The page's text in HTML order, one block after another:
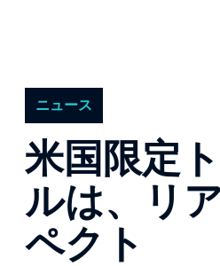
ニュース
米国限定
ルは、リ
ペクト